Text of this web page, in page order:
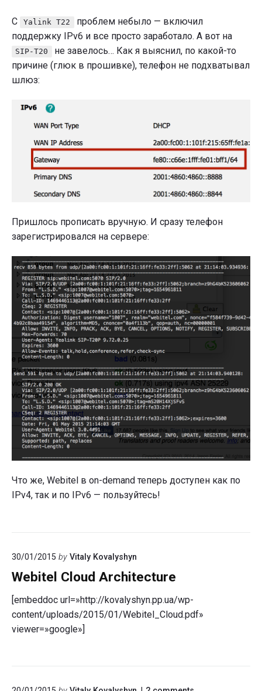
С Yalink T22
проблем небыло — включил
поддержку IPv6 и все просто заработало. А вот на
SIP-T20
не завелось… Как я выяснил, по какой-то
причине (глюк в прошивке), телефон не подхватывал
шлюз:
Пришлось прописать вручную. И сразу телефон
зарегистрировался на сервере:
Что же, Webitel в on-demand теперь доступен как по
IPv4, так и по IPv6 — пользуйтесь!
30/01/2015 by Vitaly Kovalyshyn
Webitel Cloud Architecture
[embeddoc url=»http://kovalyshyn.pp.ua/wp-
content/uploads/2015/01/Webitel_Cloud.pdf»
viewer=»google»]